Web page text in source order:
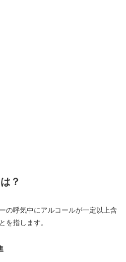
？
の呼気中にアルコールが一定以上含
を指します。